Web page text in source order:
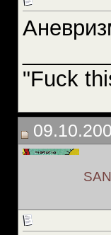
"Fuck